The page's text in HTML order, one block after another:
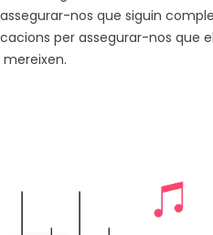
nos que siguin
per assegurar-nos que